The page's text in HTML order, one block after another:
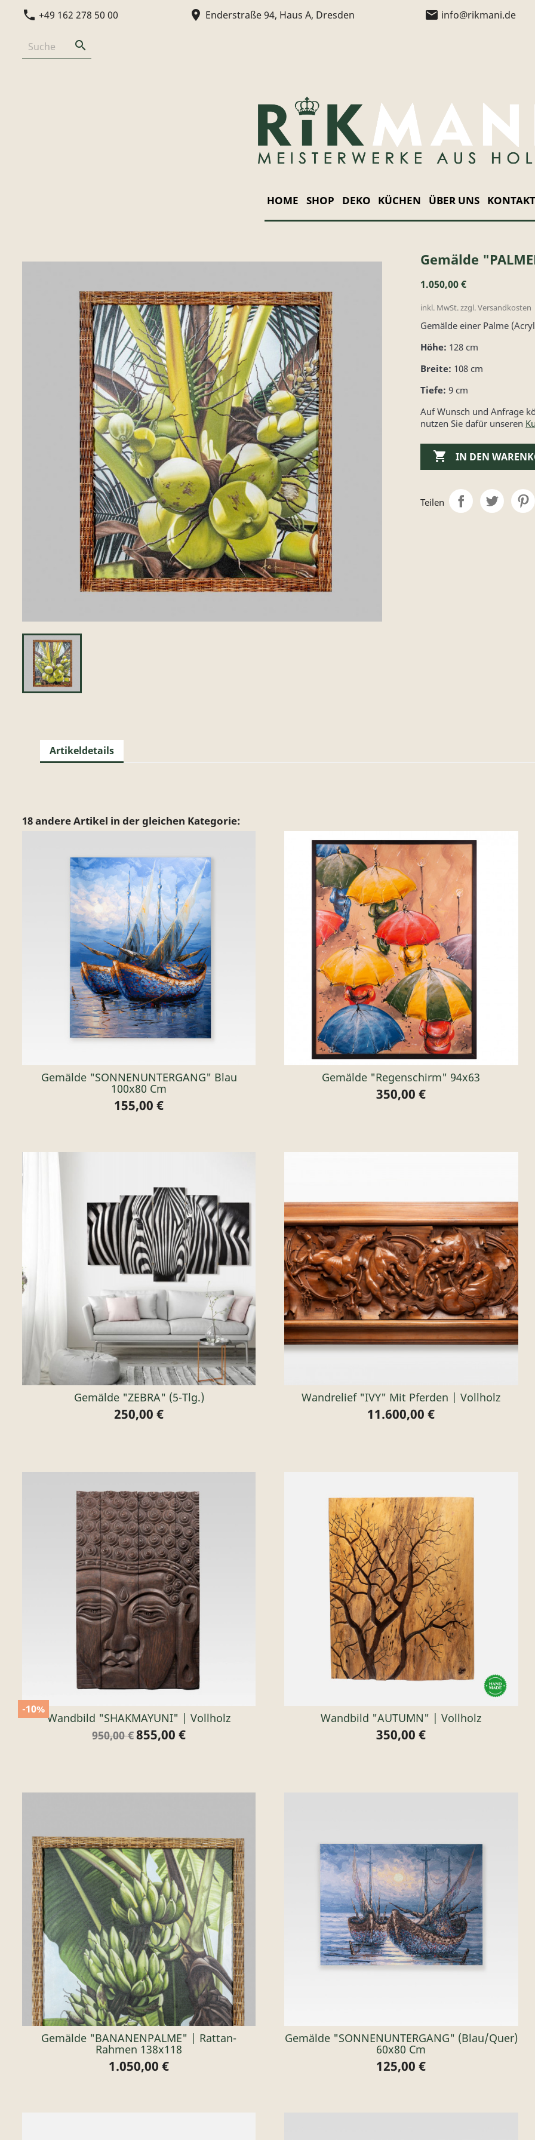
phone +49 162 278 50 00 location_on Enderstraße 94, Haus A, Dresden email info@rikmani.de

HOME SHOP DEKO KÜCHEN ÜBER UNS KONTAKT
Gemälde
1.050,00 €
inkl. MwSt. zzgl. Versandkosten
Gemälde einer Palme
Höhe: 128 cm
Breite: 108 cm
Tiefe: 9 cm
Auf Wunsch und Anfrage
nutzen Sie dafür unseren
 IN DEN
Teilen
Artikeldetails
18 andere Artikel in der gleichen Kategorie:
Gemälde "SONNENUNTERGANG" Blau
100x80 Cm
Preis
155,00 €
Gemälde "Regenschirm" 94x63
Preis
350,00 €
Gemälde "ZEBRA" (5-Tlg.)
Preis
250,00 €
Wandrelief "IVY" Mit Pferden | Vollholz
Preis
11.600,00 €
Wandbild "SHAKMAYUNI" | Vollholz
Verkaufspreis
950,00 €
-10%
Preis
855,00 €
Wandbild "AUTUMN" | Vollholz
Preis
350,00 €
Gemälde "BANANENPALME" | Rattan-
Rahmen 138x118
Preis
1.050,00 €
Gemälde "SONNENUNTERGANG" (blau/quer)
60x80 Cm
Preis
125,00 €